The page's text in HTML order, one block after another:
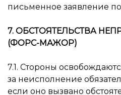
письменное заявление
7. ОБСТОЯТЕЛЬСТВА
(ФОРС-МАЖОР)
7.1. Стороны
за неисполнение
если оно вызвано